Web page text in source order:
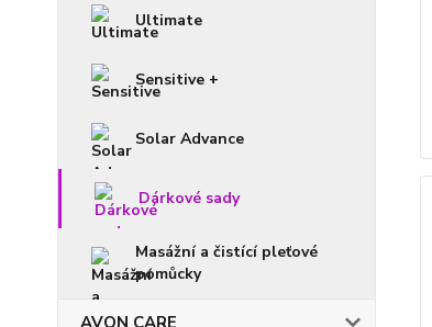
Ultimate
Sensitive +
Solar Advance
Dárkové sady
Masážní a čistící pleťové
pomůcky
AVON CARE